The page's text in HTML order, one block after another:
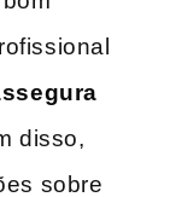
disso,
sobre